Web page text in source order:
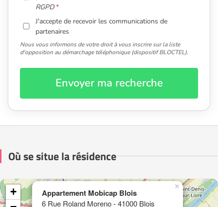
RGPD
J'accepte de recevoir les communications de
partenaires
Nous vous informons de votre droit à vous inscrire sur la liste
d'opposition au démarchage téléphonique (dispositif BLOCTEL).
Envoyer ma recherche
Où se situe la résidence
Appartement Mobicap Blois
6 Rue Roland Moreno - 41000 Blois
×
+